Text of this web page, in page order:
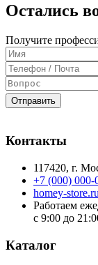
Остались
Получите
Отправить
Контакты
117420, г.
+7 (000) 000-
homey-
Работаем
с 9:00 до
Каталог